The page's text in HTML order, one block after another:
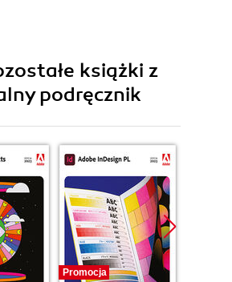
książki z
podręcznik
Promocja